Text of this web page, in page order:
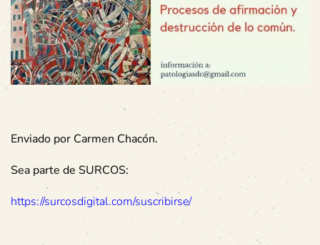
Enviado por Carmen Chacón.
Sea parte de SURCOS:
https://surcosdigital.com/suscribirse/